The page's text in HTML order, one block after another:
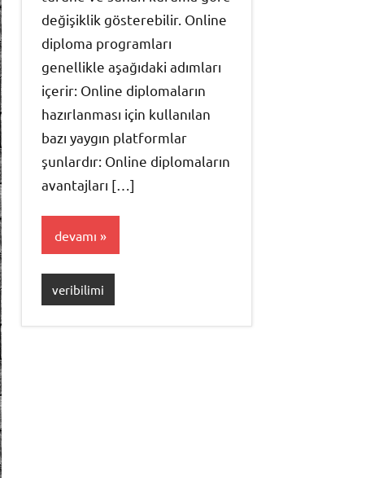
değişiklik gösterebilir. Online
diploma programları
genellikle aşağıdaki adımları
içerir: Online diplomaların
hazırlanması için kullanılan
bazı yaygın platformlar
şunlardır: Online diplomaların
avantajları […]
devamı
veribilimi